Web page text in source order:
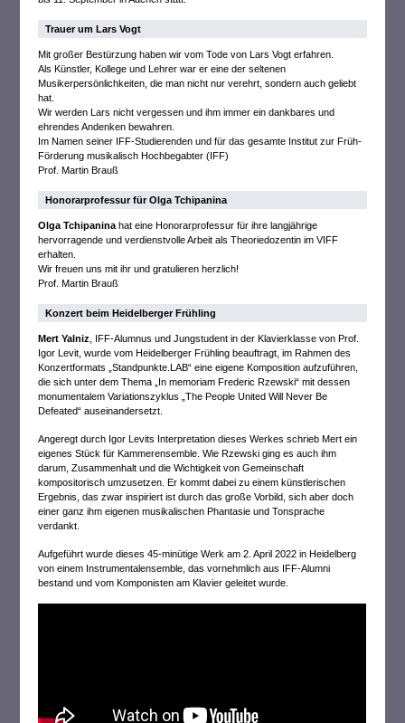
Trauer um Lars Vogt
Mit großer Bestürzung haben wir vom Tode von Lars Vogt erfahren.
Als Künstler, Kollege und Lehrer war er eine der seltenen
Musikerpersönlichkeiten, die man nicht nur verehrt, sondern auch geliebt
hat.
Wir werden Lars nicht vergessen und ihm immer ein dankbares und
ehrendes Andenken bewahren.
Im Namen seiner IFF-Studierenden und für das gesamte Institut zur Früh-
Förderung musikalisch Hochbegabter (IFF)
Prof. Martin Brauß
Honorarprofessur für Olga Tchipanina
Olga Tchipanina hat eine Honorarprofessur für ihre langjährige
hervorragende und verdienstvolle Arbeit als Theoriedozentin im VIFF
erhalten.
Wir freuen uns mit ihr und gratulieren herzlich!
Prof. Martin Brauß
Konzert beim Heidelberger Frühling
Mert Yalniz
, IFF-Alumnus und Jungstudent in der Klavierklasse von Prof.
Igor Levit, wurde vom Heidelberger Frühling beauftragt, im Rahmen des
Konzertformats „Standpunkte.LAB“ eine eigene Komposition aufzuführen,
die sich unter dem Thema „In memoriam Frederic Rzewski“ mit dessen
monumentalem Variationszyklus „The People United Will Never Be
Defeated“ auseinandersetzt.
Angeregt durch Igor Levits Interpretation dieses Werkes schrieb Mert ein
eigenes Stück für Kammerensemble. Wie Rzewski ging es auch ihm
darum, Zusammenhalt und die Wichtigkeit von Gemeinschaft
kompositorisch umzusetzen. Er kommt dabei zu einem künstlerischen
Ergebnis, das zwar inspiriert ist durch das große Vorbild, sich aber doch
einer ganz ihm eigenen musikalischen Phantasie und Tonsprache
verdankt.
Aufgeführt wurde dieses 45-minütige Werk am 2. April 2022 in Heidelberg
von einem Instrumentalensemble, das vornehmlich aus IFF-Alumni
bestand und vom Komponisten am Klavier geleitet wurde.